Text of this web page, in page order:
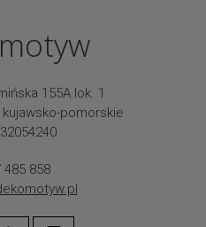
155A lok. 1
kujawsko-pomorskie
485 858